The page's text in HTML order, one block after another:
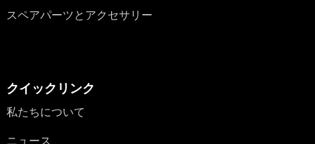
スペアパーツとアクセサリー
クイックリンク
私たちについて
ニュース